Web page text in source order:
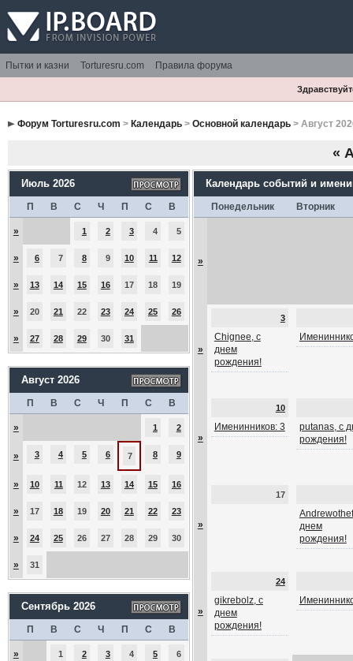
Пытки и казни Torturesru.com Правила форума
Форум Torturesru.com > Календарь> Основной календарь> Август
«
Июль 2026
П В С Ч П С В
» 1 2 3 4 5
» 6 7 8 9 10 11 12
» 13 14 15 16 17 18 19
» 20 21 22 23 24 25 26
» 27 28 29 30 31
Август 2026
П В С Ч П С В
» 1 2
» 3 4 5 6 7 8 9
» 10 11 12 13 14 15 16
» 17 18 19 20 21 22 23
» 24 25 26 27 28 29 30
» 31
Сентябрь 2026
П В С Ч П С В
» 1 2 3 4 5 6
Календарь событий и
Понедельник Вторник
»
»
3
Chignee, с
днем
рождения!
»
10
Именинников: 3
putanas, с
рождения!
»
17
днем
рождения!
»
24
gikrebolz, с
днем
рождения!